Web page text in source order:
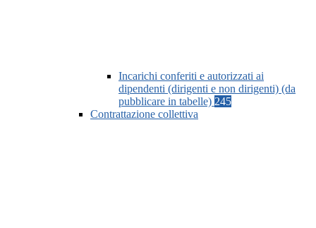
Incarichi conferiti e autorizzati ai
dipendenti (dirigenti e non dirigenti) (da
pubblicare in tabelle) 245
Contrattazione collettiva